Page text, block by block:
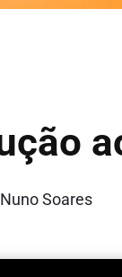
Soares